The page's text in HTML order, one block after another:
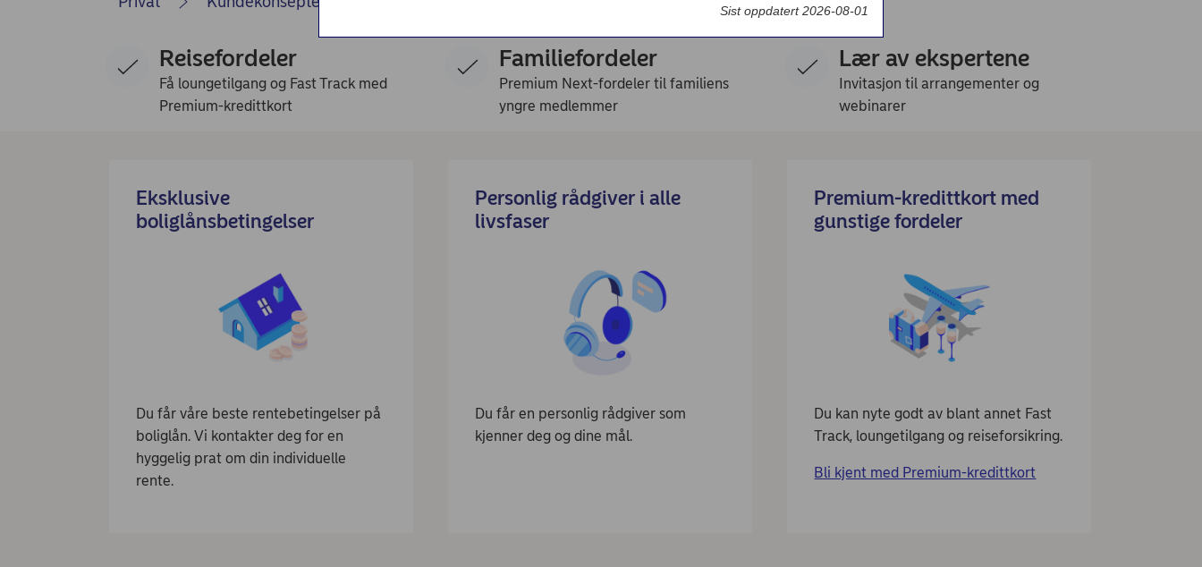
Nordea Liv (nettside)
Reisefordeler
Få loungetilgang og Fast Track med
Premium-kredittkort
Familiefordeler
Premium Next-fordeler til familiens
yngre medlemmer
Lær av ekspertene
Invitasjon til arrangementer og
webinarer
Eksklusive
boliglånsbetingelser
Du får våre beste rentebetingelser på
boliglån. Vi kontakter deg for en
hyggelig prat om din individuelle
rente.
Personlig rådgiver i alle
livsfaser
Du får en personlig rådgiver som
kjenner deg og dine mål.
Premium-kredittkort med
gunstige fordeler
Du kan nyte godt av blant annet Fast
Track, loungetilgang og reiseforsikring.
Bli kjent med Premium-kredittkort
Sist oppdatert 2026-08-01